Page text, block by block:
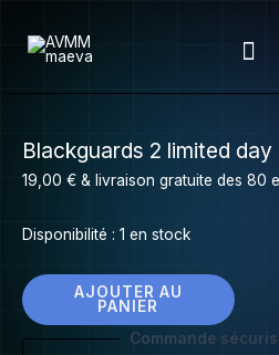
Blackguards 2 limited
19,00 € & livraison gratuite des 80
Disponibilité : 1 en stock
de
Blackguards
limited
one
edition
neuf
AJOUTER AU
PANIER
Commande